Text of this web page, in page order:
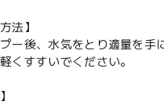
法】
ー後、水気をとり適量を手
くすすいでください。